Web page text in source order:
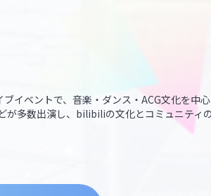
イベントで、音楽・ダンス・ACG文化を中
多数出演し、bilibiliの文化とコミュニティ